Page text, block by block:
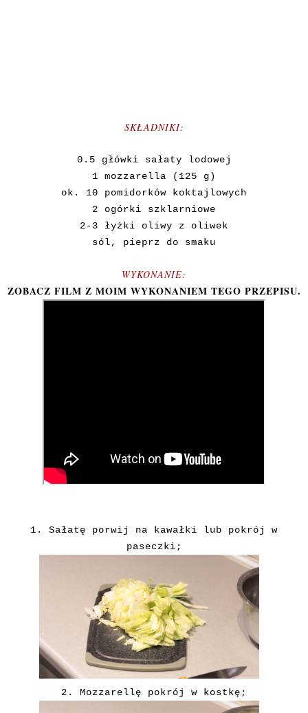
SKŁADNIKI:
0.5 główki sałaty lodowej
1 mozzarella (125 g)
ok. 10 pomidorków koktajlowych
2 ogórki szklarniowe
2-3 łyżki oliwy z oliwek
sól, pieprz do smaku
WYKONANIE:
ZOBACZ FILM Z MOIM WYKONANIEM TEGO PRZEPISU.
1. Sałatę porwij na kawałki lub pokrój w
paseczki;
2. Mozzarellę pokrój w kostkę;